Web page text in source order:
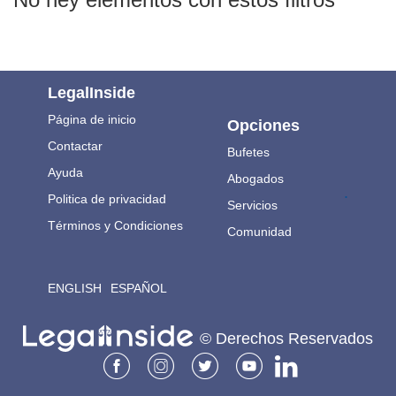
LegalInside
Página de inicio
Contactar
Ayuda
Politica de privacidad
Términos y Condiciones
ENGLISH ESPAÑOL
Opciones
Bufetes
Abogados
Servicios
Comunidad
.
© Derechos Reservados